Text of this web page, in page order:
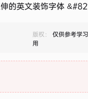
的英文装饰字体
版权：
仅供参考学
用